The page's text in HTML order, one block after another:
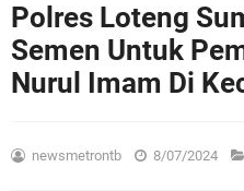
Polres Loteng
Semen Untuk
Nurul Imam Di
newsmetrontb 8/07/2024